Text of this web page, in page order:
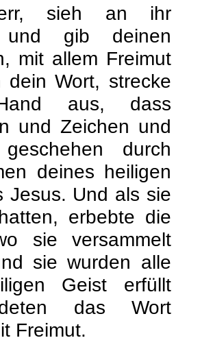
sieh an ihr
und gib deinen
mit allem Freimut
dein Wort, strecke
aus, dass
und Zeichen und
durch
deines heiligen
Jesus. Und als sie
erbebte die
sie versammelt
sie wurden alle
Geist erfüllt
das Wort
Freimut.